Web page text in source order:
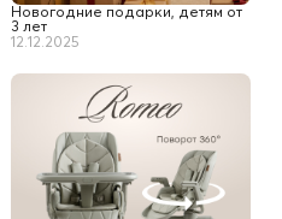
Новогодние подарки, детям от
3 лет
12.12.2025